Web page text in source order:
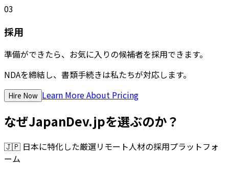
03
採用
準備ができたら、お気に入りの候補者を採用できます。
NDAを締結し、書類手続きは私たちが対応します。
Hire Now Learn More About Pricing
なぜJapanDev.jpを選ぶのか？
🇯🇵 日本に特化した厳選リモート人材の採用プラットフォ
ーム